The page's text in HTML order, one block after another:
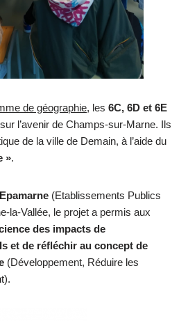
de géographie, les 6C, 6D et 6E
l’avenir de Champs-sur-Marne. Ils
de la ville de Demain, à l’aide du
».
Epamarne (Etablissements Publics
la-Vallée, le projet a permis aux
des impacts de
et de réfléchir au concept de
(Développement, Réduire les